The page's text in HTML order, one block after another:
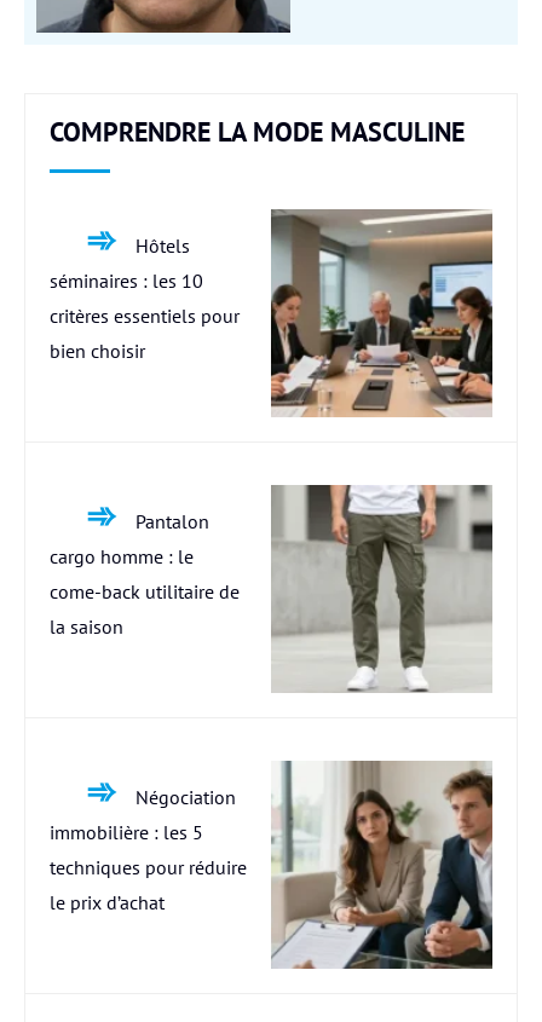
COMPRENDRE LA MODE MASCULINE
Hôtels
séminaires : les 10
critères essentiels pour
bien choisir
Pantalon
cargo homme : le
come-back utilitaire de
la saison
Négociation
immobilière : les 5
techniques pour réduire
le prix d’achat